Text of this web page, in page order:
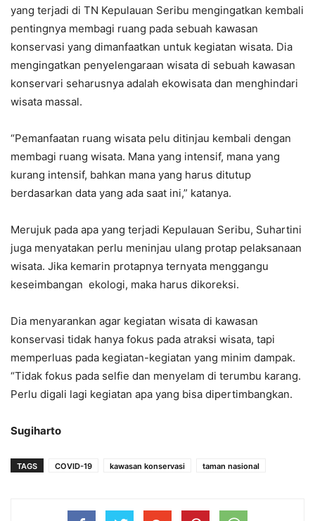
yang terjadi di TN Kepulauan Seribu mengingatkan kembali
pentingnya membagi ruang pada sebuah kawasan
konservasi yang dimanfaatkan untuk kegiatan wisata. Dia
mengingatkan penyelengaraan wisata di sebuah kawasan
konservari seharusnya adalah ekowisata dan menghindari
wisata massal.
“Pemanfaatan ruang wisata pelu ditinjau kembali dengan
membagi ruang wisata. Mana yang intensif, mana yang
kurang intensif, bahkan mana yang harus ditutup
berdasarkan data yang ada saat ini,” katanya.
Merujuk pada apa yang terjadi Kepulauan Seribu, Suhartini
juga menyatakan perlu meninjau ulang protap pelaksanaan
wisata. Jika kemarin protapnya ternyata menggangu
keseimbangan ekologi, maka harus dikoreksi.
Dia menyarankan agar kegiatan wisata di kawasan
konservasi tidak hanya fokus pada atraksi wisata, tapi
memperluas pada kegiatan-kegiatan yang minim dampak.
“Tidak fokus pada selfie dan menyelam di terumbu karang.
Perlu digali lagi kegiatan apa yang bisa dipertimbangkan.
Sugiharto
TAGS COVID-19 kawasan konservasi taman nasional